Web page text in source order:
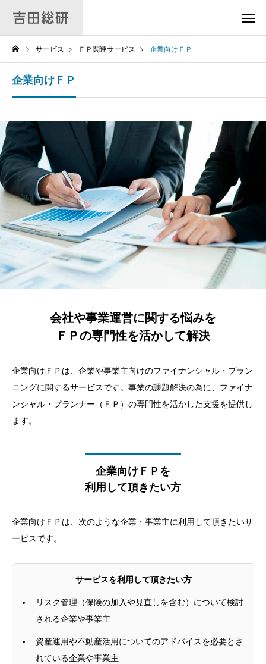
サービス ＦＰ関連サービス 企業向けＦＰ
企業向けＦＰ
会社や事業運営に関する悩みを
ＦＰの専門性を活かして解決
企業向けＦＰは、企業や事業主向けのファイナンシャル・プラン
ニングに関するサービスです。事業の課題解決の為に、ファイナ
ンシャル・プランナー（ＦＰ）の専門性を活かした支援を提供し
ます。
企業向けＦＰを
利用して頂きたい方
企業向けＦＰは、次のような企業・事業主に利用して頂きたいサ
ービスです。
サービスを利用して頂きたい方
リスク管理（保険の加入や見直しを含む）について検討
される企業や事業主
資産運用や不動産活用についてのアドバイスを必要とさ
れている企業や事業主